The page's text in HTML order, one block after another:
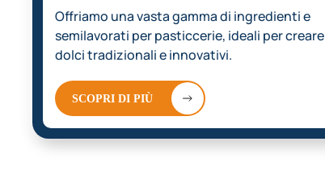
Offriamo una vasta gamma di ingredienti e
semilavorati per pasticcerie, ideali per creare
dolci tradizionali e innovativi.
SCOPRI DI PIÙ